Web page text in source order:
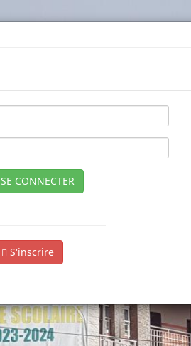
SE CONNECTER
S'inscrire